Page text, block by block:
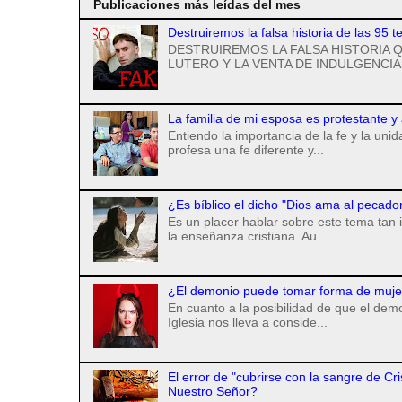
Publicaciones más leídas del mes
Destruiremos la falsa historia de las 95
DESTRUIREMOS LA FALSA HISTORIA
LUTERO Y LA VENTA DE
La familia de mi esposa es protestante
Entiendo la importancia de la fe y la
profesa una fe diferente y...
¿Es bíblico el dicho "Dios ama al
Es un placer hablar sobre este tema
la enseñanza cristiana. Au...
¿El demonio puede tomar forma de
En cuanto a la posibilidad de que el
Iglesia nos lleva a conside...
El error de "cubrirse con la sangre de
Nuestro Señor?